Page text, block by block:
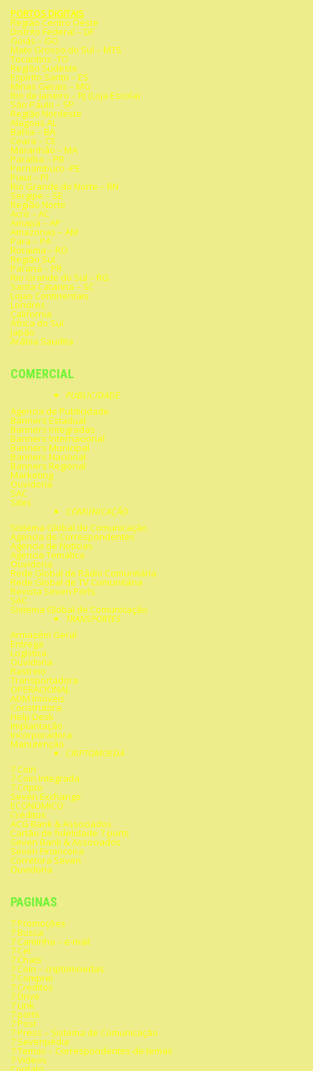
PORTOS DIGITAIS
Região Centro Oeste
Distrito Federal – DF
Goiás – GO
Mato Grosso do Sul – MTS
Tocantins -TO
Região Sudeste
Espírito Santo – ES
Minas Gerais – MG
Rio de Janeiro – RJ (Loja Escola)
São Paulo – SP
Região Nordeste
Alagoas AL
Bahia – BA
Ceara – CE
Maranhão – MA
Paraíba – PB
Pernambuco -PE
Piauí – PI
Rio Grande do Norte – RN
Sergipe – SE
Região Norte
Acre – AC
Amapá – AP
Amazonas – AM
Para – PA
Roraima – RO
Região Sul
Paraná – PR
Rio Grande do Sul – RG
Santa Catarina – SC
Lojas Continentais
Londres
California
África do Sul
Japão
Arábia Saudita
COMERCIAL
PUBLICIDADE
Agencia de Publicidade
Banners Estadual
Banners Integradas
Banners Internacional
Banners Municipal
Banners Nacional
Banners Regional
Marketing
Ouvidoria
SAC
Sites
COMUNICAÇÃO
Sistema Global de Comunicação
Agencia de Correspondentes
Agencia de Noticias
Agencia Temática
Ouvidoria
Rede Global de Rádio Comunitária
Rede Global de TV Comunitária
Revista Seven Ports
SAC
Sistema Global de Comunicação
TRANSPORTES
Armazém Geral
Entrega
Logística
Ouvidoria
Rastreio
Transportadora
OPERACIONAL
ADM Imóveis
Construtora
Help Desk
Implantação
Incorporadora
Manutenção
CRIPTOMOEDA
7 Coin
7 Coin Integrada
7 Cripto
Seven Exchange
ECONOMICO
Créditos
ACG Bank & Associados
Cartão de fidelidade 7 ports
Seven Bank & Associados
Seven Financeira
Corretora Seven
Ouvidoria
PAGINAS
7 Promoções
7 Busca
7 Caminha – e-mail
7 Cel
7 Chats
7 Coin – criptomoedas
7 Comprei
7 Creditos
7 Drive
7 Link
7 ports
7 Post
7 Press – Sistema de Comunicação
7 Sevenpédia
7 Temas – Correspondentes de temas
7 Videos